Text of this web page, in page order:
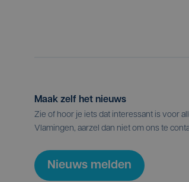
Maak zelf het nieuws
Zie of hoor je iets dat interessant is voor
Vlamingen, aarzel dan niet om ons te
Nieuws melden